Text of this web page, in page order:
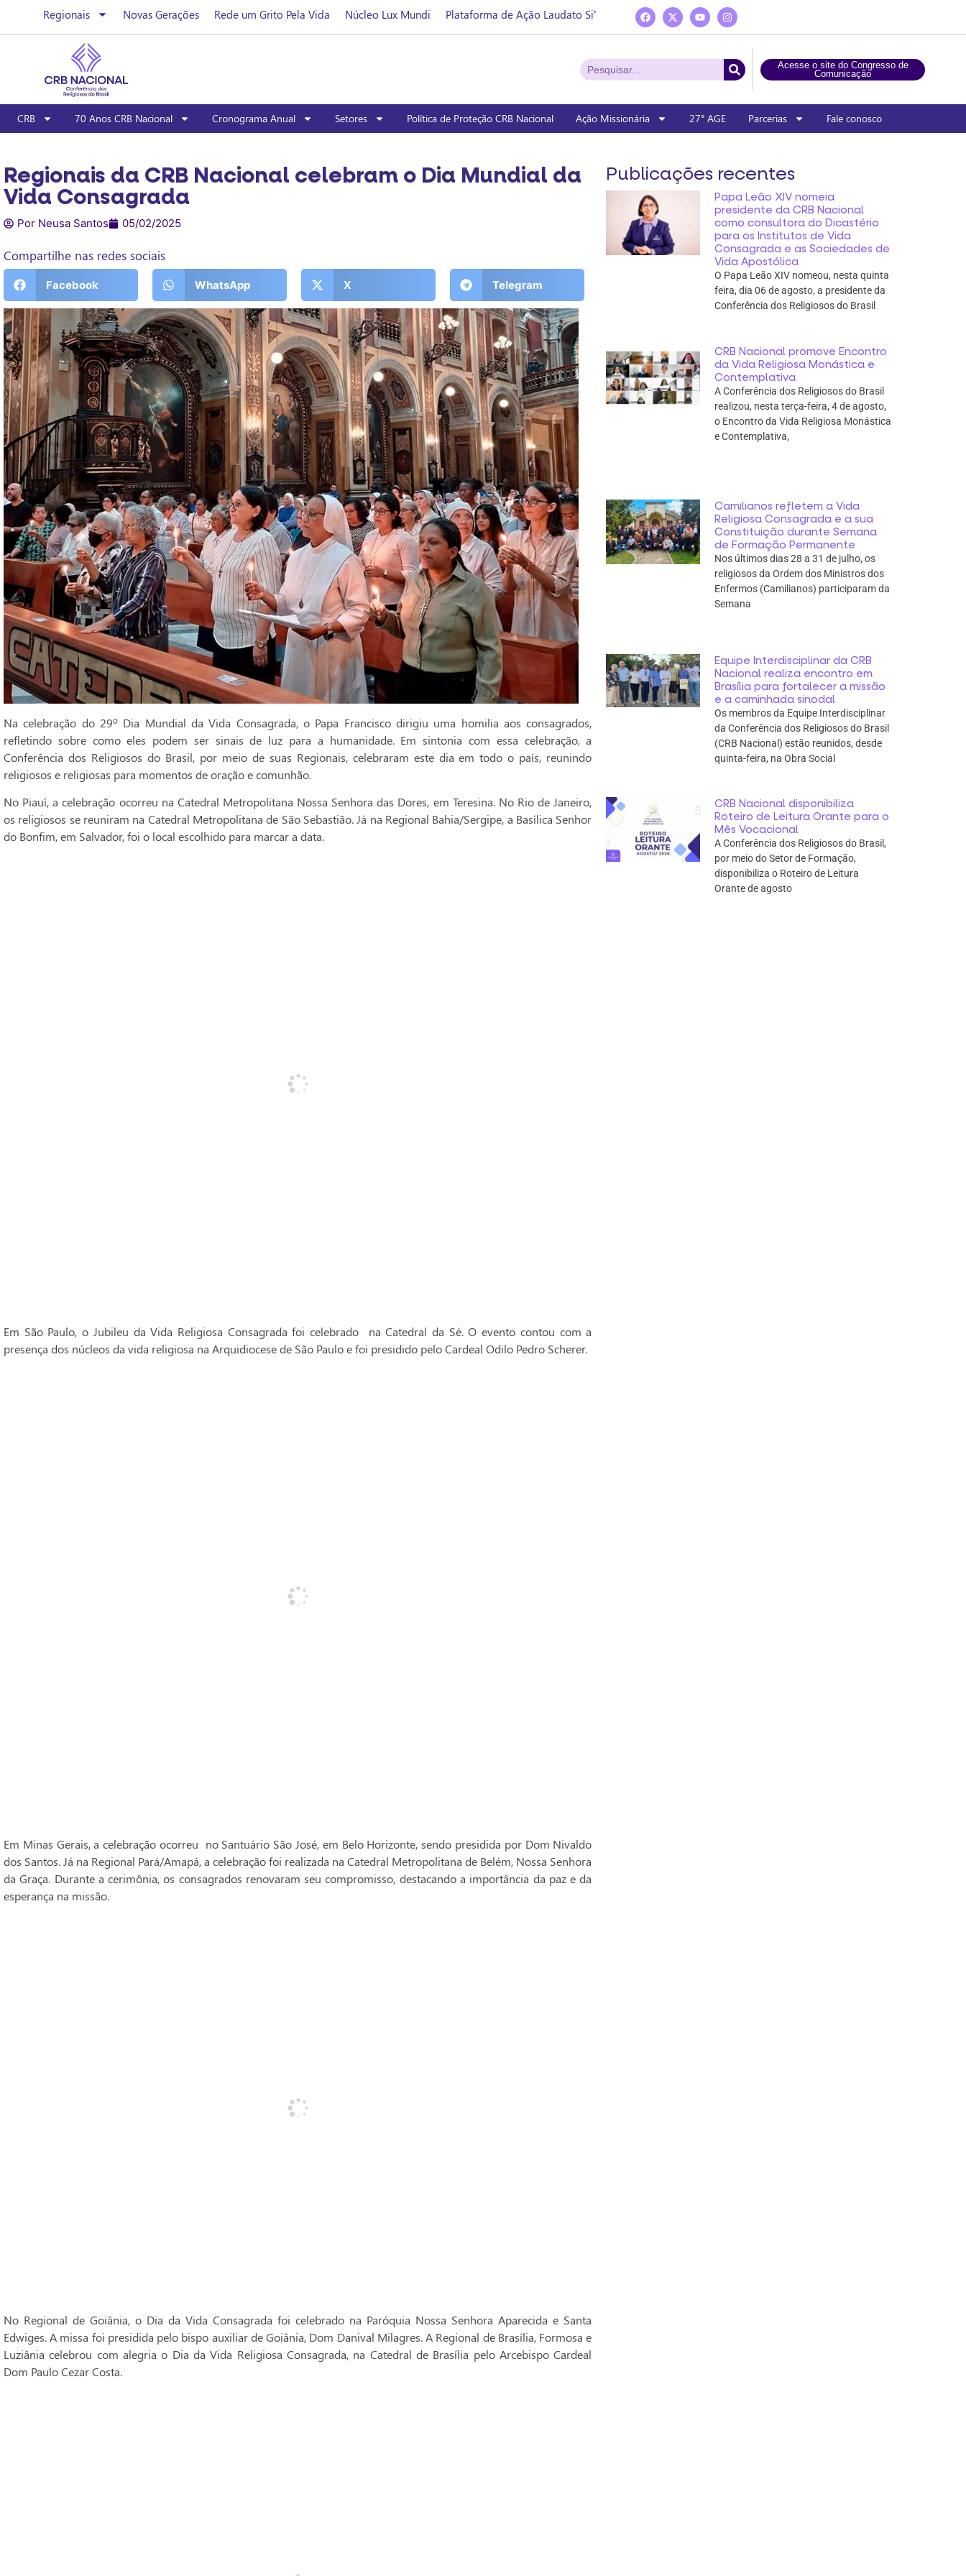
Regionais Novas Gerações Rede um Grito Pela Vida Núcleo Lux Mundi Plataforma de Ação Laudato Si’
Acesse o site do Congresso de
Comunicação
CRB 70 Anos CRB Nacional Cronograma Anual Setores Política de Proteção CRB Nacional Ação Missionária 27° AGE Parcerias Fale conosco
Regionais da CRB Nacional celebram o Dia Mundial da
Vida Consagrada
Por Neusa Santos 05/02/2025
Compartilhe nas redes sociais
Facebook WhatsApp X Telegram
Na celebração do 29º Dia Mundial da Vida Consagrada, o Papa Francisco dirigiu uma homilia aos consagrados,
refletindo sobre como eles podem ser sinais de luz para a humanidade. Em sintonia com essa celebração, a
Conferência dos Religiosos do Brasil, por meio de suas Regionais, celebraram este dia em todo o país, reunindo
religiosos e religiosas para momentos de oração e comunhão.
No Piauí, a celebração ocorreu na Catedral Metropolitana Nossa Senhora das Dores, em Teresina. No Rio de Janeiro,
os religiosos se reuniram na Catedral Metropolitana de São Sebastião. Já na Regional Bahia/Sergipe, a Basílica Senhor
do Bonfim, em Salvador, foi o local escolhido para marcar a data.
Em São Paulo, o Jubileu da Vida Religiosa Consagrada foi celebrado na Catedral da Sé. O evento contou com a
presença dos núcleos da vida religiosa na Arquidiocese de São Paulo e foi presidido pelo Cardeal Odilo Pedro Scherer.
Em Minas Gerais, a celebração ocorreu no Santuário São José, em Belo Horizonte, sendo presidida por Dom Nivaldo
dos Santos. Já na Regional Pará/Amapá, a celebração foi realizada na Catedral Metropolitana de Belém, Nossa Senhora
da Graça. Durante a cerimônia, os consagrados renovaram seu compromisso, destacando a importância da paz e da
esperança na missão.
No Regional de Goiânia, o Dia da Vida Consagrada foi celebrado na Paróquia Nossa Senhora Aparecida e Santa
Edwiges. A missa foi presidida pelo bispo auxiliar de Goiânia, Dom Danival Milagres. A Regional de Brasília, Formosa e
Luziânia celebrou com alegria o Dia da Vida Religiosa Consagrada, na Catedral de Brasília pelo Arcebispo Cardeal
Dom Paulo Cezar Costa.
Publicações recentes
Papa Leão XIV nomeia
presidente da CRB Nacional
como consultora do Dicastério
para os Institutos de Vida
Consagrada e as Sociedades de
Vida Apostólica
O Papa Leão XIV nomeou, nesta quinta
feira, dia 06 de agosto, a presidente da
Conferência dos Religiosos do Brasil
CRB Nacional promove Encontro
da Vida Religiosa Monástica e
Contemplativa
A Conferência dos Religiosos do Brasil
realizou, nesta terça-feira, 4 de agosto,
o Encontro da Vida Religiosa Monástica
e Contemplativa,
Camilianos refletem a Vida
Religiosa Consagrada e a sua
Constituição durante Semana
de Formação Permanente
Nos últimos dias 28 a 31 de julho, os
religiosos da Ordem dos Ministros dos
Enfermos (Camilianos) participaram da
Semana
Equipe Interdisciplinar da CRB
Nacional realiza encontro em
Brasília para fortalecer a missão
e a caminhada sinodal
Os membros da Equipe Interdisciplinar
da Conferência dos Religiosos do Brasil
(CRB Nacional) estão reunidos, desde
quinta-feira, na Obra Social
CRB Nacional disponibiliza
Roteiro de Leitura Orante para o
Mês Vocacional
A Conferência dos Religiosos do Brasil,
por meio do Setor de Formação,
disponibiliza o Roteiro de Leitura
Orante de agosto